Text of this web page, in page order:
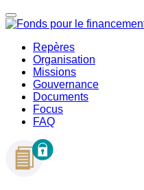
Repères
Organisation
Missions
Gouvernance
Documents
Focus
FAQ